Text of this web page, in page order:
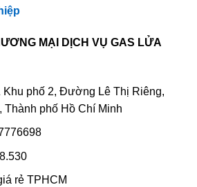
MẠI DỊCH VỤ GAS LỬA
Khu phố 2, Đường Lê Thị Riêng,
phố Hồ Chí Minh
rẻ TPHCM